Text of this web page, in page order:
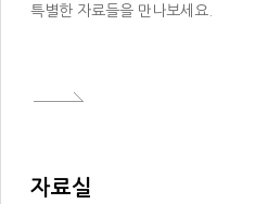
특별한 자료들을 만나보세요.
자료실